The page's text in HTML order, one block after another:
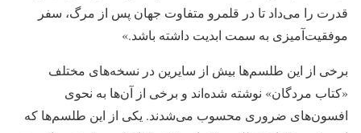
قدرت را می‌داد تا در قلمرو متفاوت جهان پس از مرگ، سفر
موفقیت‌آمیزی به سمت ابدیت داشته باشد.»
برخی از این طلسم‌ها بیش از سایرین در نسخه‌های مختلف
«کتاب مردگان» نوشته شده‌اند و برخی از آن‌ها به نحوی
افسون‌های ضروری محسوب می‌شدند. یکی از این طلسم‌ها که